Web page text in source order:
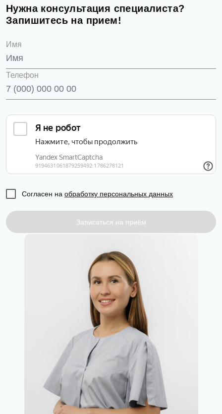
Нужна консультация специалиста?
Запишитесь на прием!
Имя
Телефон
Согласен на обработку персональных данных
Записаться на приём